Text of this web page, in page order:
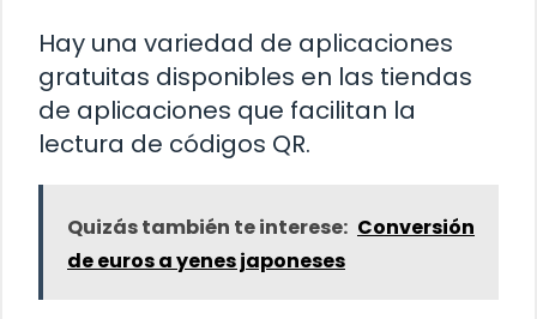
Hay una variedad de aplicaciones
gratuitas disponibles en las tiendas
de aplicaciones que facilitan la
lectura de códigos QR.
Quizás también te interese: Conversión
de euros a yenes japoneses